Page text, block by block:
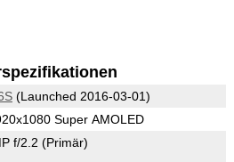
(Launched 2016-03-01)
Super AMOLED
f/2.2 (Primär)